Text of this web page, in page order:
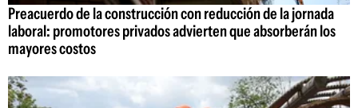
Preacuerdo de la construcción con reducción de la jornada
laboral: promotores privados advierten que absorberán los
mayores costos